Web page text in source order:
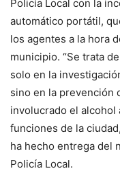
Policía Local con la
automático portátil,
los agentes a la hora
municipio. “Se trata
solo en la
sino en la prevención
involucrado el alcohol
funciones de la
ha hecho entrega del
Policía Local.